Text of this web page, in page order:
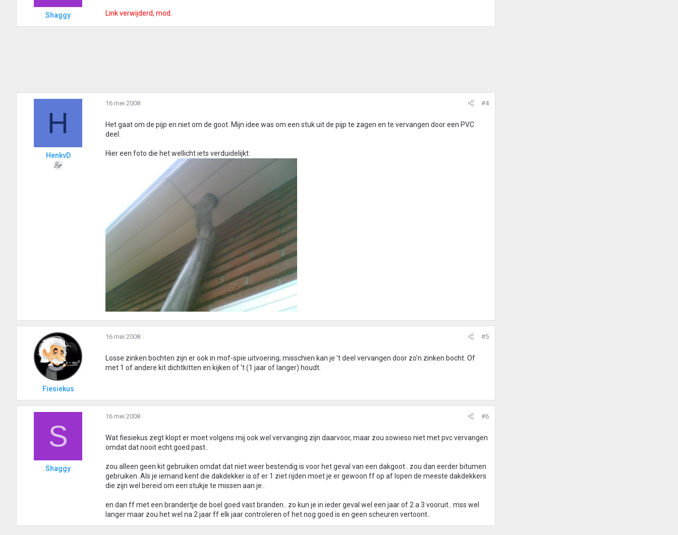
Shaggy Link verwijderd, mod.
H
HenkvD
16 mei 2008 #4
Het gaat om de pijp en niet om de goot. Mijn idee was om een stuk uit de pijp te zagen en te vervangen door een PVC
deel.
Hier een foto die het wellicht iets verduidelijkt:
Fiesiekus
16 mei 2008 #5
Losse zinken bochten zijn er ook in mof-spie uitvoering; misschien kan je 't deel vervangen door zo'n zinken bocht. Of
met 1 of andere kit dichtkitten en kijken of 't (1 jaar of langer) houdt.
S
Shaggy
16 mei 2008 #6
Wat fiesiekus zegt klopt er moet volgens mij ook wel vervanging zijn daarvoor, maar zou sowieso niet met pvc vervangen
omdat dat nooit echt goed past..
zou alleen geen kit gebruiken omdat dat niet weer bestendig is voor het geval van een dakgoot.. zou dan eerder bitumen
gebruiken. Als je iemand kent die dakdekker is of er 1 ziet rijden moet je er gewoon ff op af lopen de meeste dakdekkers
die zijn wel bereid om een stukje te missen aan je..
en dan ff met een brandertje de boel goed vast branden.. zo kun je in ieder geval wel een jaar of 2 a 3 vooruit.. mss wel
langer maar zou het wel na 2 jaar ff elk jaar controleren of het nog goed is en geen scheuren vertoont..